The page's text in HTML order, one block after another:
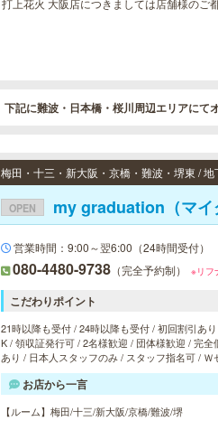
打上花火 大阪店につきましては店舗様のご
下記に難波・日本橋・桜川周辺エリアにて
OPEN my graduation（マイ
営業時間：9:00～翌6:00（24時間受付）
080-4480-9738 （完全予約制） ※リフ
こだわりポイント
21時以降も受付 / 24時以降も受付 / 初回割引あ
K / 領収証発行可 / 2名様歓迎 / 団体様歓迎 / 完
あり / 日本人スタッフのみ / スタッフ指名可 /
お店から一言
【ルーム】梅田/十三/新大阪/京橋/難波/堺